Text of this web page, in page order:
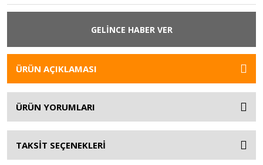
GELİNCE HABER VER
ÜRÜN AÇIKLAMASI
ÜRÜN YORUMLARI
TAKSİT SEÇENEKLERİ